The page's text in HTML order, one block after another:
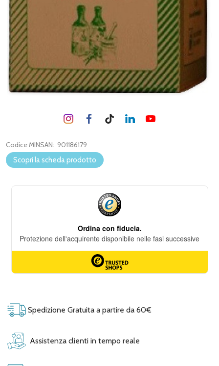
Codice MINSAN: 901186179
Scopri la scheda prodotto
Spedizione Gratuita a partire da 60€
Assistenza clienti in tempo reale